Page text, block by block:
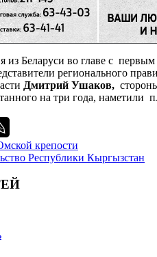
из Беларуси во главе с
регионального
Дмитрий Ушаков,
на три года,
крепости
Республики Кыргызстан